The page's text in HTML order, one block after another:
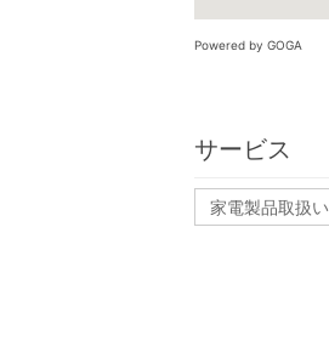
Powered by GOGA
サービス
家電製品取扱い